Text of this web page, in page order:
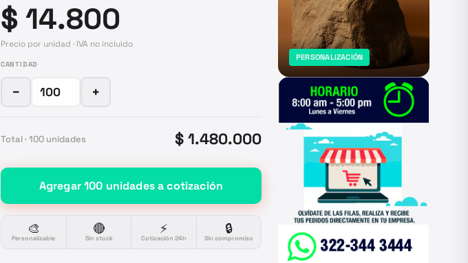
$ 14.800
Precio por unidad · IVA no incluido
CANTIDAD
− +
Total · 100 unidades $ 1.480.000
Agregar100 unidadesa cotización
🎨
Personalizable
🔴
Sin stock
⚡
Cotización 24h
🔒
Sin compromiso
PERSONALIZACIÓN